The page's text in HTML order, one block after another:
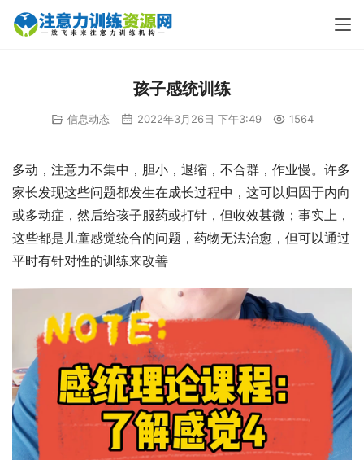
孩子感统训练
信息动态 2022年3月26日 下午3:49 1564
多动，注意力不集中，胆小，退缩，不合群，作业慢。许多
家长发现这些问题都发生在成长过程中，这可以归因于内向
或多动症，然后给孩子服药或打针，但收效甚微；事实上，
这些都是儿童感觉统合的问题，药物无法治愈，但可以通过
平时有针对性的训练来改善